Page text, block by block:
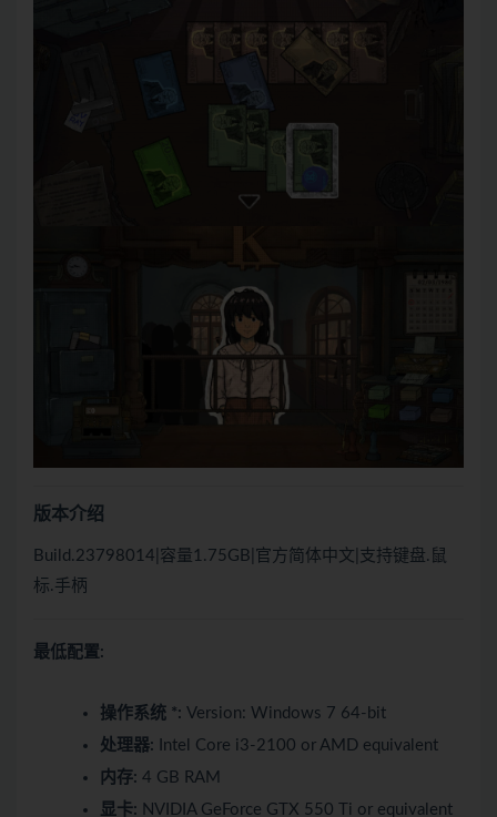
版本介绍
Build.23798014|容量1.75GB|官方简体中文|支持键盘.鼠
标.手柄
最低配置:
操作系统 *: Version: Windows 7 64-bit
处理器: Intel Core i3-2100 or AMD equivalent
内存: 4 GB RAM
显卡: NVIDIA GeForce GTX 550 Ti or equivalent